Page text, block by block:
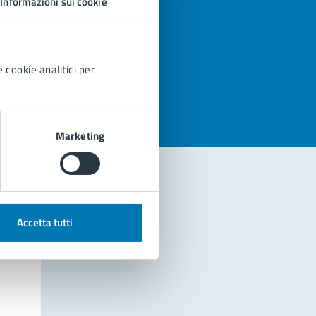
cookie analitici per
Marketing
Accetta tutti